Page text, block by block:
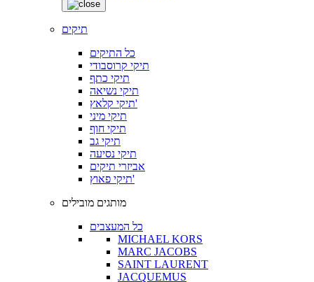
תיקים
כל התיקים
תיקי קרוסבודי
תיקי כתף
תיקי נשיאה
תיקי קלאץ'
תיקי מיני
תיקי חוף
תיקי גב
תיקי נסיעה
אביזרי תיקים
תיקי פאוץ'
מותגים מובילים
כל המעצבים
MICHAEL KORS
MARC JACOBS
SAINT LAURENT
JACQUEMUS